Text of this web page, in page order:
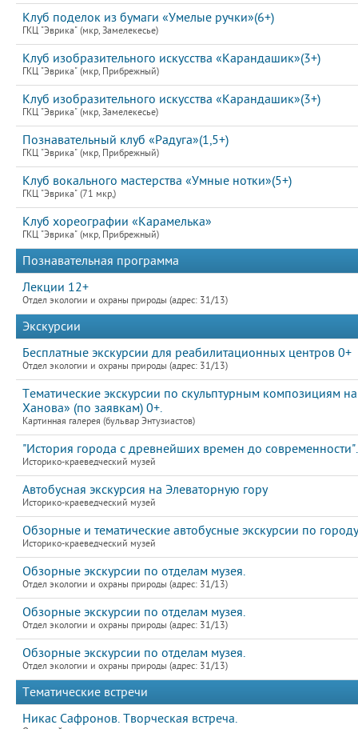
Клуб поделок из бумаги «Умелые ручки»(6+)
ГКЦ "Эврика" (мкр, Замелекесье)
Клуб изобразительного искусства «Карандашик»(3+)
ГКЦ "Эврика" (мкр, Прибрежный)
Клуб изобразительного искусства «Карандашик»(3+)
ГКЦ "Эврика" (мкр, Замелекесье)
Познавательный клуб «Радуга»(1,5+)
ГКЦ "Эврика" (мкр, Прибрежный)
Клуб вокального мастерства «Умные нотки»(5+)
ГКЦ "Эврика" (71 мкр,)
Клуб хореографии «Карамелька»
ГКЦ "Эврика" (мкр, Прибрежный)
Познавательная программа
Лекции 12+
Отдел экологии и охраны природы (адрес: 31/13)
Экскурсии
Бесплатные экскурсии для реабилитационных центров 0+
Отдел экологии и охраны природы (адрес: 31/13)
Тематические экскурсии по скульптурным композициям
Ханова» (по заявкам) 0+.
Картинная галерея (бульвар Энтузиастов)
"История города с древнейших времен до современности".
Историко-краеведческий музей
Автобусная экскурсия на Элеваторную гору
Историко-краеведческий музей
Обзорные и тематические автобусные экскурсии по городу
Историко-краеведческий музей
Обзорные экскурсии по отделам музея.
Отдел экологии и охраны природы (адрес: 31/13)
Обзорные экскурсии по отделам музея.
Отдел экологии и охраны природы (адрес: 31/13)
Обзорные экскурсии по отделам музея.
Отдел экологии и охраны природы (адрес: 31/13)
Тематические встречи
Никас Сафронов. Творческая встреча.